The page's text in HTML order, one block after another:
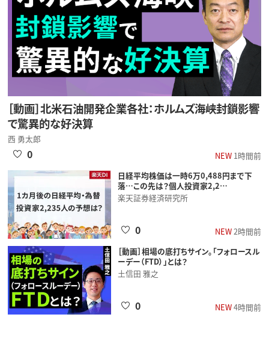
［動画］北米石油開発企業各社：ホルムズ海峡封鎖影響
で驚異的な好決算
西 勇太郎
NEW1時間前
0
日経平均株価は一時6万0,488円まで下
落…この先は？個人投資家2,2…
楽天証券経済研究所
NEW2時間前
0
［動画］相場の底打ちサイン。「フォロースル
ーデー（FTD）」とは？
土信田 雅之
NEW4時間前
0